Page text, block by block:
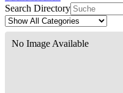
Search Directory
No Image Available